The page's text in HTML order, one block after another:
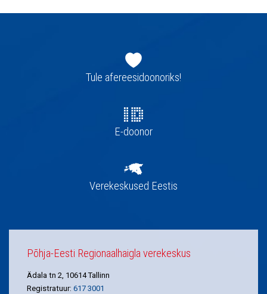
navigatsioonTule afereesidoonoriks!
E-doonor
Verekeskused Eestis
Põhja-Eesti Regionaalhaigla verekeskus
Ädala tn 2, 10614 Tallinn
Registratuur: 617 3001